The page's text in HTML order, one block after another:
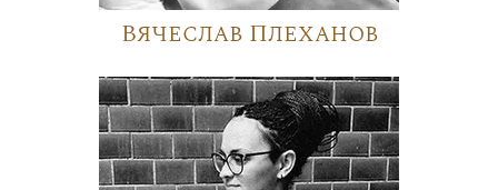
Вячеслав Плеханов